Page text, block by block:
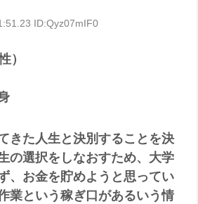
ID:Qyz07mIF0
）
きた人生と決別することを決
の選択をしなおすため、大学
、お金を貯めようと思ってい
業という稼ぎ口があるいう情